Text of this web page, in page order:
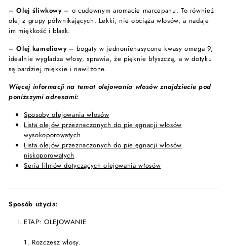
–Olej śliwkowy– o cudownym aromacie marcepanu. To również
olej z grupy półwnikających. Lekki, nie obciąża włosów, a nadaje
im miękkość i blask.
–Olej kameliowy– bogaty w jednonienasycone kwasy omega 9,
idealnie wygładza włosy, sprawia, że pięknie błyszczą, a w dotyku
są bardziej miękkie i nawilżone.
Więcej informacji na temat olejowania włosów znajdziecie pod
poniższymi adresami:
Sposoby olejowania włosów
Lista olejów przeznaczonych do pielęgnacji włosów
wysokoporowatych
Lista olejów przeznaczonych do pielęgnacji włosów
niskoporowatych
Seria filmów dotyczących olejowania włosów
Sposób użycia:
ETAP: OLEJOWANIE
1. Rozczesz włosy.